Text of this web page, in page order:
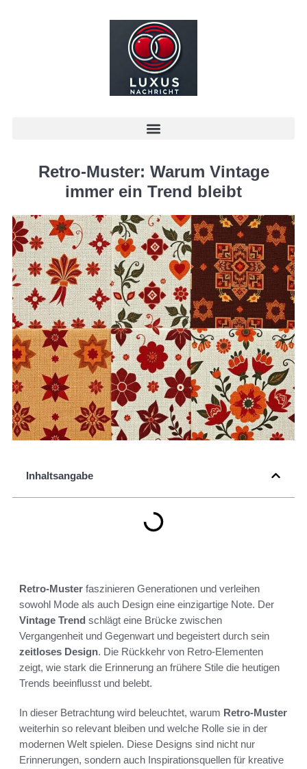
Retro-Muster: Warum Vintage
immer ein Trend bleibt
Inhaltsangabe
Retro-Muster faszinieren Generationen und verleihen
sowohl Mode als auch Design eine einzigartige Note. Der
Vintage Trend schlägt eine Brücke zwischen
Vergangenheit und Gegenwart und begeistert durch sein
zeitloses Design. Die Rückkehr von Retro-Elementen
zeigt, wie stark die Erinnerung an frühere Stile die heutigen
Trends beeinflusst und belebt.
In dieser Betrachtung wird beleuchtet, warum Retro-Muster
weiterhin so relevant bleiben und welche Rolle sie in der
modernen Welt spielen. Diese Designs sind nicht nur
Erinnerungen, sondern auch Inspirationsquellen für kreative